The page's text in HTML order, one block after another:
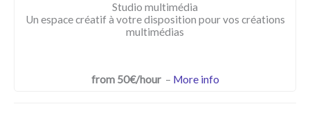
Studio multimédia
Un espace créatif à votre disposition pour vos créations
multimédias
from 50€/hour – More info